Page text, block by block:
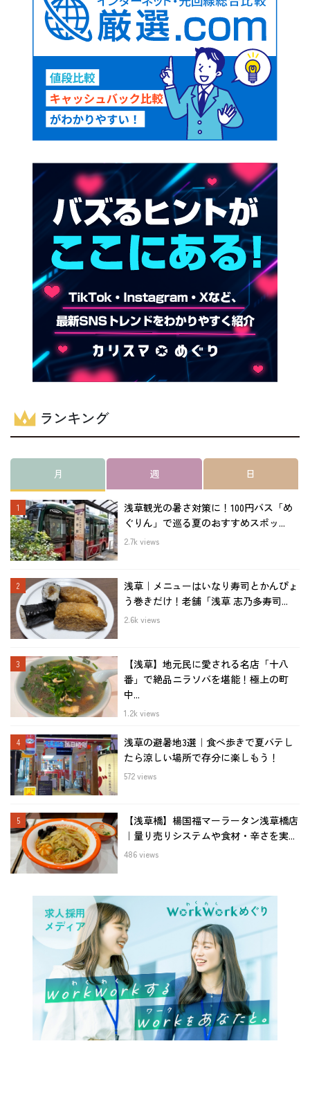
ランキング
月 週 日
浅草観光の暑さ対策に！100円バス「め
ぐりん」で巡る夏のおすすめスポッ...
2.7k views
浅草｜メニューはいなり寿司とかんぴょ
う巻きだけ！老舗「浅草 志乃多寿司...
2.6k views
【浅草】地元民に愛される名店「十八
番」で絶品ニラソバを堪能！極上の町
中...
1.2k views
浅草の避暑地3選｜食べ歩きで夏バテし
たら涼しい場所で存分に楽しもう！
572 views
【浅草橋】楊国福マーラータン浅草橋店
｜量り売りシステムや食材・辛さを実...
486 views